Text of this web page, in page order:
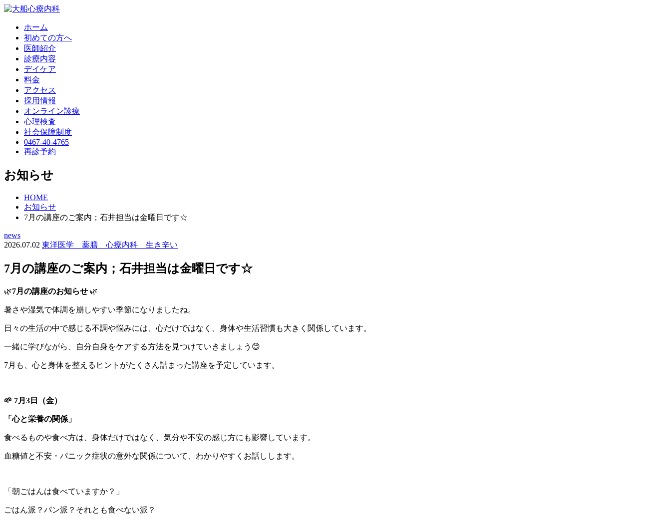
ホーム
初めての方へ
医師紹介
診療内容
デイケア
料金
アクセス
採用情報
オンライン診療
心理検査
社会保障制度
0467-40-4765
再診予約
お知らせ
HOME
お知らせ
7月の講座のご案内；石井担当は金曜日です☆
news
2026.07.02 東洋医学 薬膳 心療内科 生き辛い
7月の講座のご案内；石井担当は金曜日です☆
🌿7月の講座のお知らせ 🌿
暑さや湿気で体調を崩しやすい季節になりましたね。
日々の生活の中で感じる不調や悩みには、心だけではなく、身体や生活習慣も大きく関係しています。
一緒に学びながら、自分自身をケアする方法を見つけていきましょう😊
7月も、心と身体を整えるヒントがたくさん詰まった講座を予定しています。
🌱 7月3日（金）
「心と栄養の関係」
食べるものや食べ方は、身体だけではなく、気分や不安の感じ方にも影響しています。
血糖値と不安・パニック症状の意外な関係について、わかりやすくお話しします。
「朝ごはんは食べていますか？」
ごはん派？パン派？それとも食べない派？